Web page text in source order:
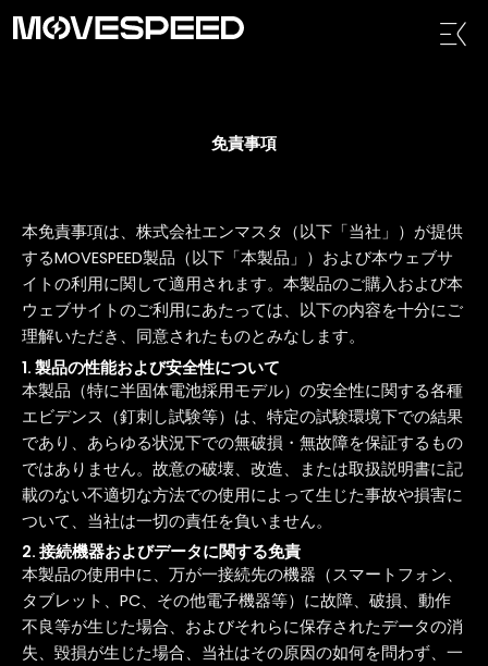
内
容
メ
ニ
免責事項
本免責事項は、株式会社エンマスタ（以下「当社」）が提供
するMOVESPEED製品（以下「本製品」）および本ウェブサ
イトの利用に関して適用されます。本製品のご購入および本
ウェブサイトのご利用にあたっては、以下の内容を十分にご
理解いただき、同意されたものとみなします。
1. 製品の性能および安全性について
本製品（特に半固体電池採用モデル）の安全性に関する各種
エビデンス（釘刺し試験等）は、特定の試験環境下での結果
であり、あらゆる状況下での無破損・無故障を保証するもの
ではありません。故意の破壊、改造、または取扱説明書に記
載のない不適切な方法での使用によって生じた事故や損害に
ついて、当社は一切の責任を負いません。
2. 接続機器およびデータに関する免責
本製品の使用中に、万が一接続先の機器（スマートフォン、
タブレット、PC、その他電子機器等）に故障、破損、動作
不良等が生じた場合、およびそれらに保存されたデータの消
失、毀損が生じた場合、当社はその原因の如何を問わず、一